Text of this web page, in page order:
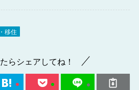
移住
らシェアしてね！